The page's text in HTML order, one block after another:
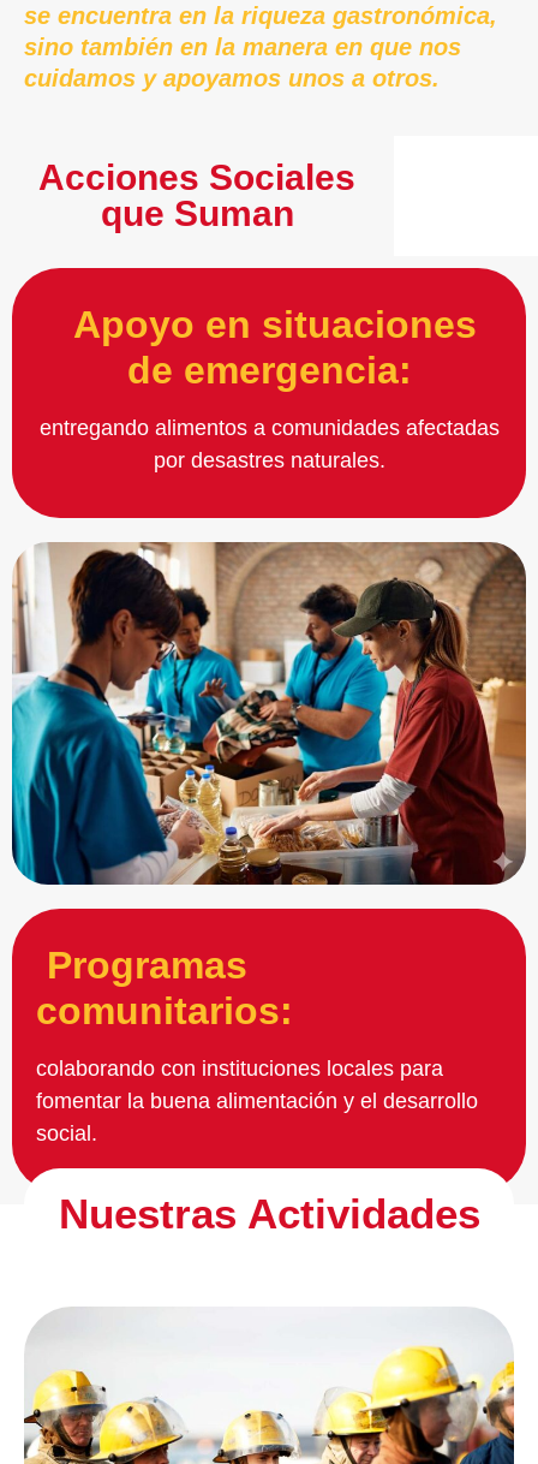
se encuentra en la riqueza gastronómica,
sino también en la manera en que nos
cuidamos y apoyamos unos a otros.
Acciones Sociales
que Suman
Apoyo en situaciones
de emergencia:
entregando alimentos a comunidades afectadas
por desastres naturales.
Programas
comunitarios:
colaborando con instituciones locales para
fomentar la buena alimentación y el desarrollo
social.
Nuestras Actividades